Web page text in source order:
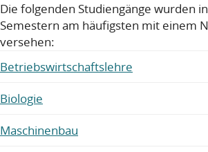
Die folgenden Studiengänge wurden
Semestern am häufigsten mit einem
versehen:
Betriebswirtschaftslehre
Biologie
Maschinenbau